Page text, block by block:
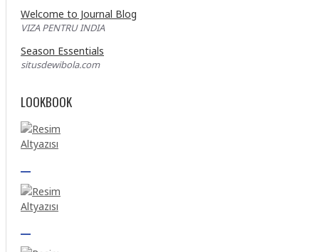
Welcome to Journal Blog
VIZA PENTRU INDIA
Season Essentials
situsdewibola.com
LOOKBOOK